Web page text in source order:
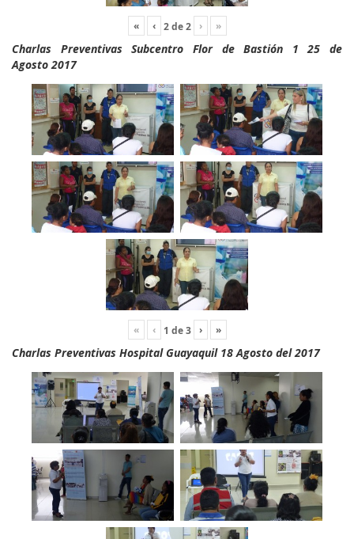
« ‹ 2de2 › »
Charlas Preventivas Subcentro Flor de Bastión 1 25 de
Agosto 2017
« ‹ 1 de3 › »
Charlas Preventivas Hospital Guayaquil 18 Agosto del 2017